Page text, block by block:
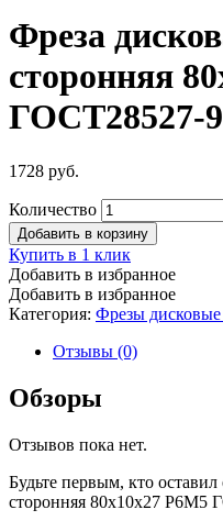
Фреза
сторонняя
ГОСТ28527-
1728 руб.
Количество
Добавить в корзину
Купить в 1 клик
Добавить в избранное
Добавить в избранное
Категория: Фрезы
Отзывы (0)
Обзоры
Отзывов пока нет.
Будьте первым, кто
сторонняя 80х10х27 Р6М5